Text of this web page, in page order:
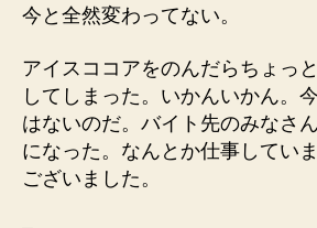
今と全然変わってない。
アイスココアをのんだらちょっ
してしまった。いかんいかん。
はないのだ。バイト先のみなさ
になった。なんとか仕事してい
ございました。